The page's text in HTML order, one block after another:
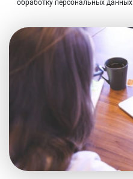
обработку персональных данных